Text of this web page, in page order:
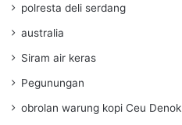
polresta deli serdang
australia
Siram air keras
Pegunungan
obrolan warung kopi Ceu Denok